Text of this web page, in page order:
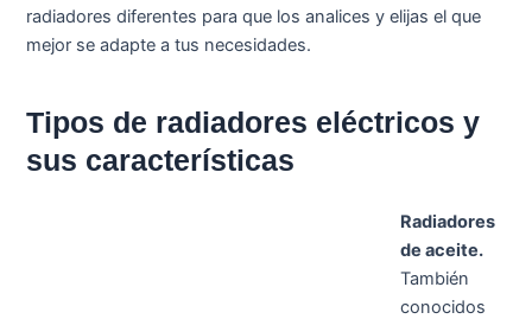
radiadores diferentes para que los analices y elijas el que
mejor se adapte a tus necesidades.
Tipos de radiadores eléctricos y
sus características
Radiadores
de aceite.
También
conocidos